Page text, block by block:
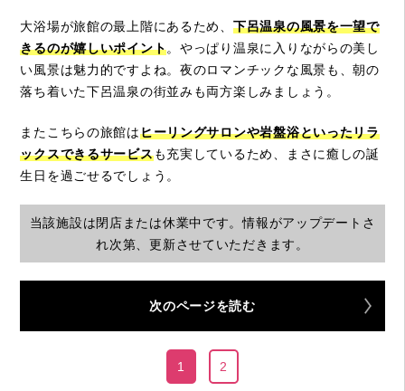
大浴場が旅館の最上階にあるため、 下呂温泉の風景を一望で
きるのが嬉しいポイント。やっぱり温泉に入りながらの美し
い風景は魅力的ですよね。夜のロマンチックな風景も、朝の
落ち着いた下呂温泉の街並みも両方楽しみましょう。
またこちらの旅館はヒーリングサロンや岩盤浴といったリラ
ックスできるサービスも充実しているため、まさに癒しの誕
生日を過ごせるでしょう。
当該施設は閉店または休業中です。情報がアップデートさ
れ次第、更新させていただきます。
次のページを読む
1 2